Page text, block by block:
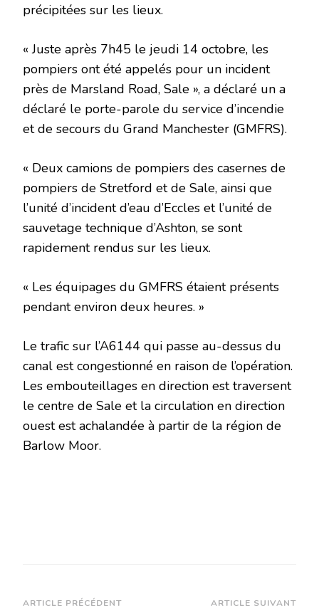
précipitées sur les lieux.
« Juste après 7h45 le jeudi 14 octobre, les
pompiers ont été appelés pour un incident
près de Marsland Road, Sale », a déclaré un a
déclaré le porte-parole du service d’incendie
et de secours du Grand Manchester (GMFRS).
« Deux camions de pompiers des casernes de
pompiers de Stretford et de Sale, ainsi que
l’unité d’incident d’eau d’Eccles et l’unité de
sauvetage technique d’Ashton, se sont
rapidement rendus sur les lieux.
« Les équipages du GMFRS étaient présents
pendant environ deux heures. »
Le trafic sur l’A6144 qui passe au-dessus du
canal est congestionné en raison de l’opération.
Les embouteillages en direction est traversent
le centre de Sale et la circulation en direction
ouest est achalandée à partir de la région de
Barlow Moor.
ARTICLE PRÉCÉDENT ARTICLE SUIVANT